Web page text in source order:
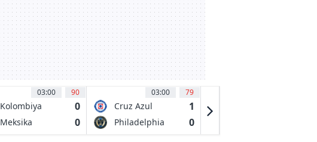
03:00 90
Kolombiya 0
Meksika 0
03:00 79
Cruz Azul 1
Philadelphia
0